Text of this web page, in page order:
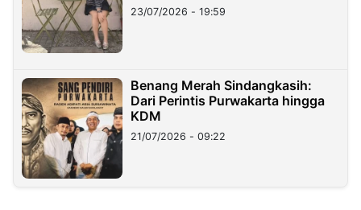
23/07/2026 - 19:59
Benang Merah Sindangkasih:
Dari Perintis Purwakarta hingga
KDM
21/07/2026 - 09:22